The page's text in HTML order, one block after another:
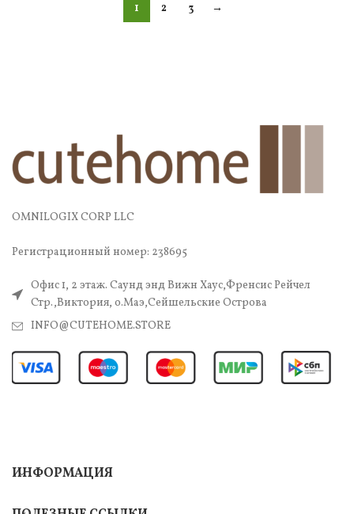
1 2 3 →
OMNILOGIX CORP LLC
Регистрационный номер: 238695
Офис 1, 2 этаж. Саунд энд Вижн Хаус,Френсис Рейчел
Стр.,Виктория, о.Маэ,Сейшельские Острова
INFO@CUTEHOME.STORE
ИНФОРМАЦИЯ